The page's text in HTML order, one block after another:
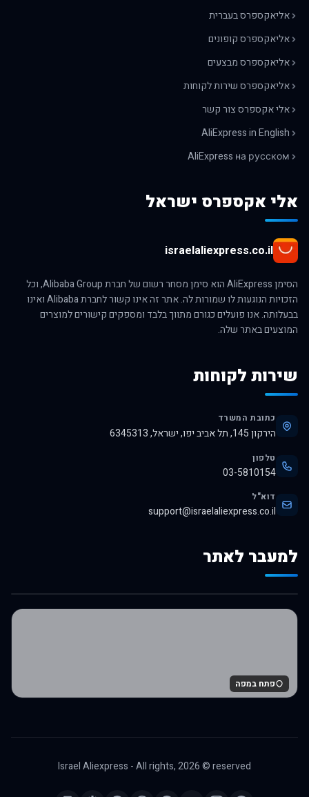
אליאקספרס בעברית
אליאקספרס קופונים
אליאקספרס מבצעים
אליאקספרס שירות לקוחות
אלי אקספרס צור קשר
AliExpress in English
AliExpress на русском
אלי אקספרס ישראל
israelaliexpress.co.il
הסימן AliExpress הוא סימן מסחר רשום של חברת Alibaba Group, וכל
הזכויות הנוגעות לו שמורות לה. אתר זה אינו קשור לחברת Alibaba ואינו
בבעלותה. אנו פועלים כגורם מתווך בלבד ומספקים קישורים למוצרים
המוצעים באתר שלה.
שירות לקוחות
כתובת המשרד
הירקון 145, תל אביב יפו, ישראל, 6345313
טלפון
03-5810154
דוא"ל
support@israelaliexpress.co.il
למעבר לאתר
לרכישה באלי אקספרס
פתח במפה
Israel Aliexpress - All rights,2026© reserved